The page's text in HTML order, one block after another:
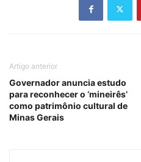
Artigo anterior
Governador anuncia estudo
para reconhecer o ‘mineirês’
como patrimônio cultural de
Minas Gerais